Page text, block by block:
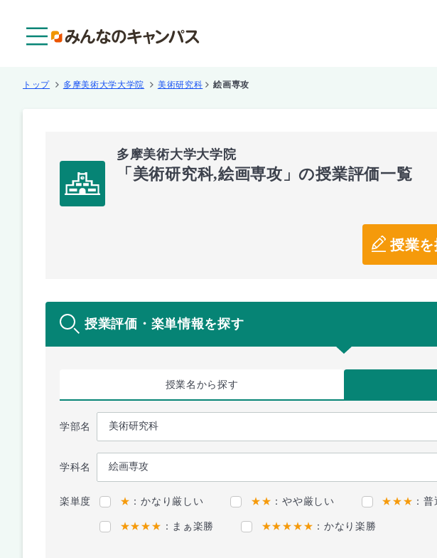
トップ 多摩美術大学大学院 美術研究科 絵画専攻
多摩美術大学大学院
「美術研究科,絵画専攻」の授業評価一覧
授業を
授業評価・楽単情報を探す
授業名から探す
学部名
学科名
楽単度 ★ ：かなり厳しい ★★ ：やや厳しい ★★★ ：普
★★★★ ：まぁ楽勝 ★★★★★ ：かなり楽勝